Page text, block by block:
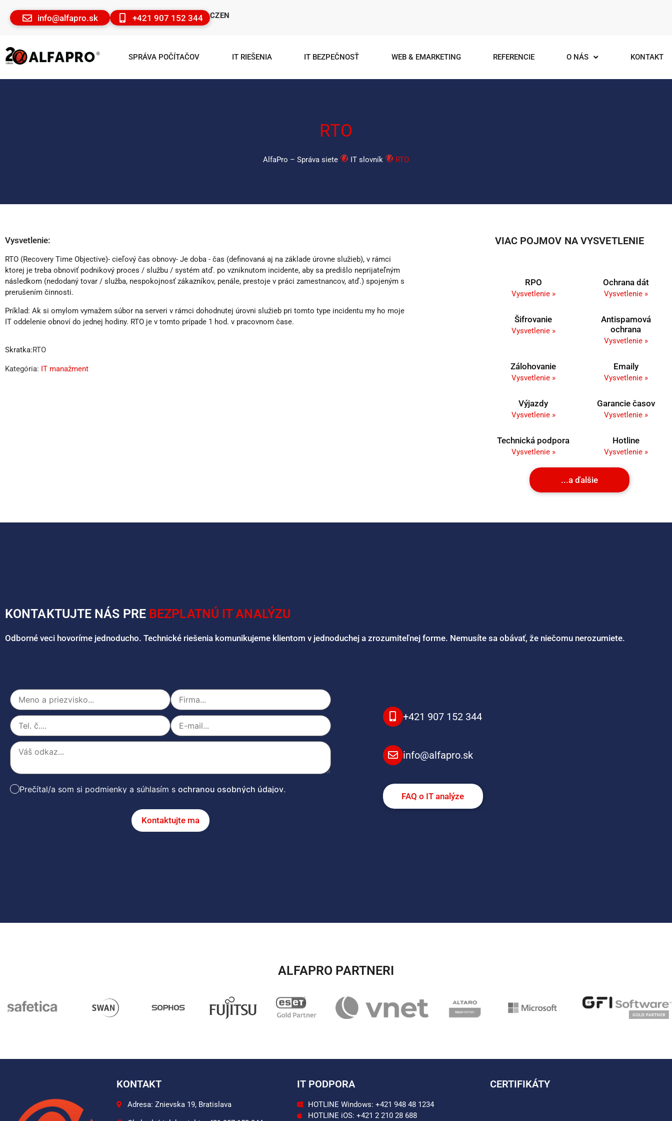
info@alfapro.sk +421 907 152 344 CZEN
SPRÁVA POČÍTAČOV IT RIEŠENIA IT BEZPEČNOSŤ WEB & EMARKETING REFERENCIE O NÁS KONTAKT
RTO
AlfaPro – Správa siete IT slovník RTO
Vysvetlenie:
RTO (Recovery Time Objective)- cieľový čas obnovy- Je doba - čas (definovaná aj na základe úrovne služieb), v rámci
ktorej je treba obnoviť podnikový proces / službu / systém atď. po vzniknutom incidente, aby sa predišlo neprijateľným
následkom (nedodaný tovar / služba, nespokojnosť zákazníkov, penále, prestoje v práci zamestnancov, atď.) spojeným s
prerušením činnosti.
Príklad: Ak si omylom vymažem súbor na serveri v rámci dohodnutej úrovni služieb pri tomto type incidentu my ho moje
IT oddelenie obnoví do jednej hodiny. RTO je v tomto prípade 1 hod. v pracovnom čase.
Skratka:RTO
Kategória: IT manažment
VIAC POJMOV NA VYSVETLENIE
RPO
Vysvetlenie »
Ochrana dát
Vysvetlenie »
Šifrovanie
Vysvetlenie »
Antispamová
ochrana
Vysvetlenie »
Zálohovanie
Vysvetlenie »
Emaily
Vysvetlenie »
Výjazdy
Vysvetlenie »
Garancie časov
Vysvetlenie »
Technická podpora
Vysvetlenie »
Hotline
Vysvetlenie »
...a ďalšie
KONTAKTUJTE NÁS PRE BEZPLATNÚ IT ANALÝZU
Odborné veci hovoríme jednoducho. Technické riešenia komunikujeme klientom v jednoduchej a zrozumiteľnej forme. Nemusíte sa obávať, že niečomu nerozumiete.
Prečítal/a som si podmienky a súhlasím sochranou osobných údajov.
Kontaktujte ma
+421 907 152 344
info@alfapro.sk
FAQ o IT analýze
ALFAPRO PARTNERI​
KONTAKT
Adresa: Znievska 19, Bratislava
IT PODPORA
HOTLINE Windows: +421 948 48 1234
HOTLINE iOS: +421 2 210 28 688
CERTIFIKÁTY